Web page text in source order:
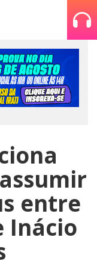
entre
Inácio